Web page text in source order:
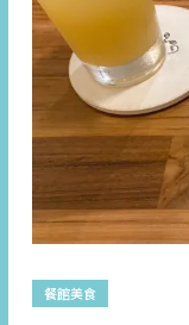
餐館美食